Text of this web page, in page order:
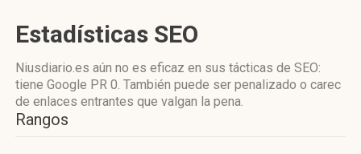
Estadísticas SEO
Niusdiario.es aún no es eficaz en sus tácticas de SEO:
tiene Google PR 0. También puede ser penalizado o carec
de enlaces entrantes que valgan la pena.
Rangos